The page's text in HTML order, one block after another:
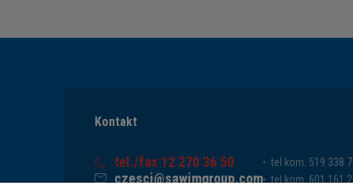
Kontakt
tel./fax 12 270 36 50
czesci@sawimgroup.com
tel.kom. 519 338
tel.kom. 601 161